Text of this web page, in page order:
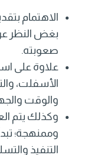
الاهتمام
بغض النظر
صعوبته.
علاوة على
الأسفلت،
والوقت
وكذلك يتم
وممنهجة؛
التنفيذ